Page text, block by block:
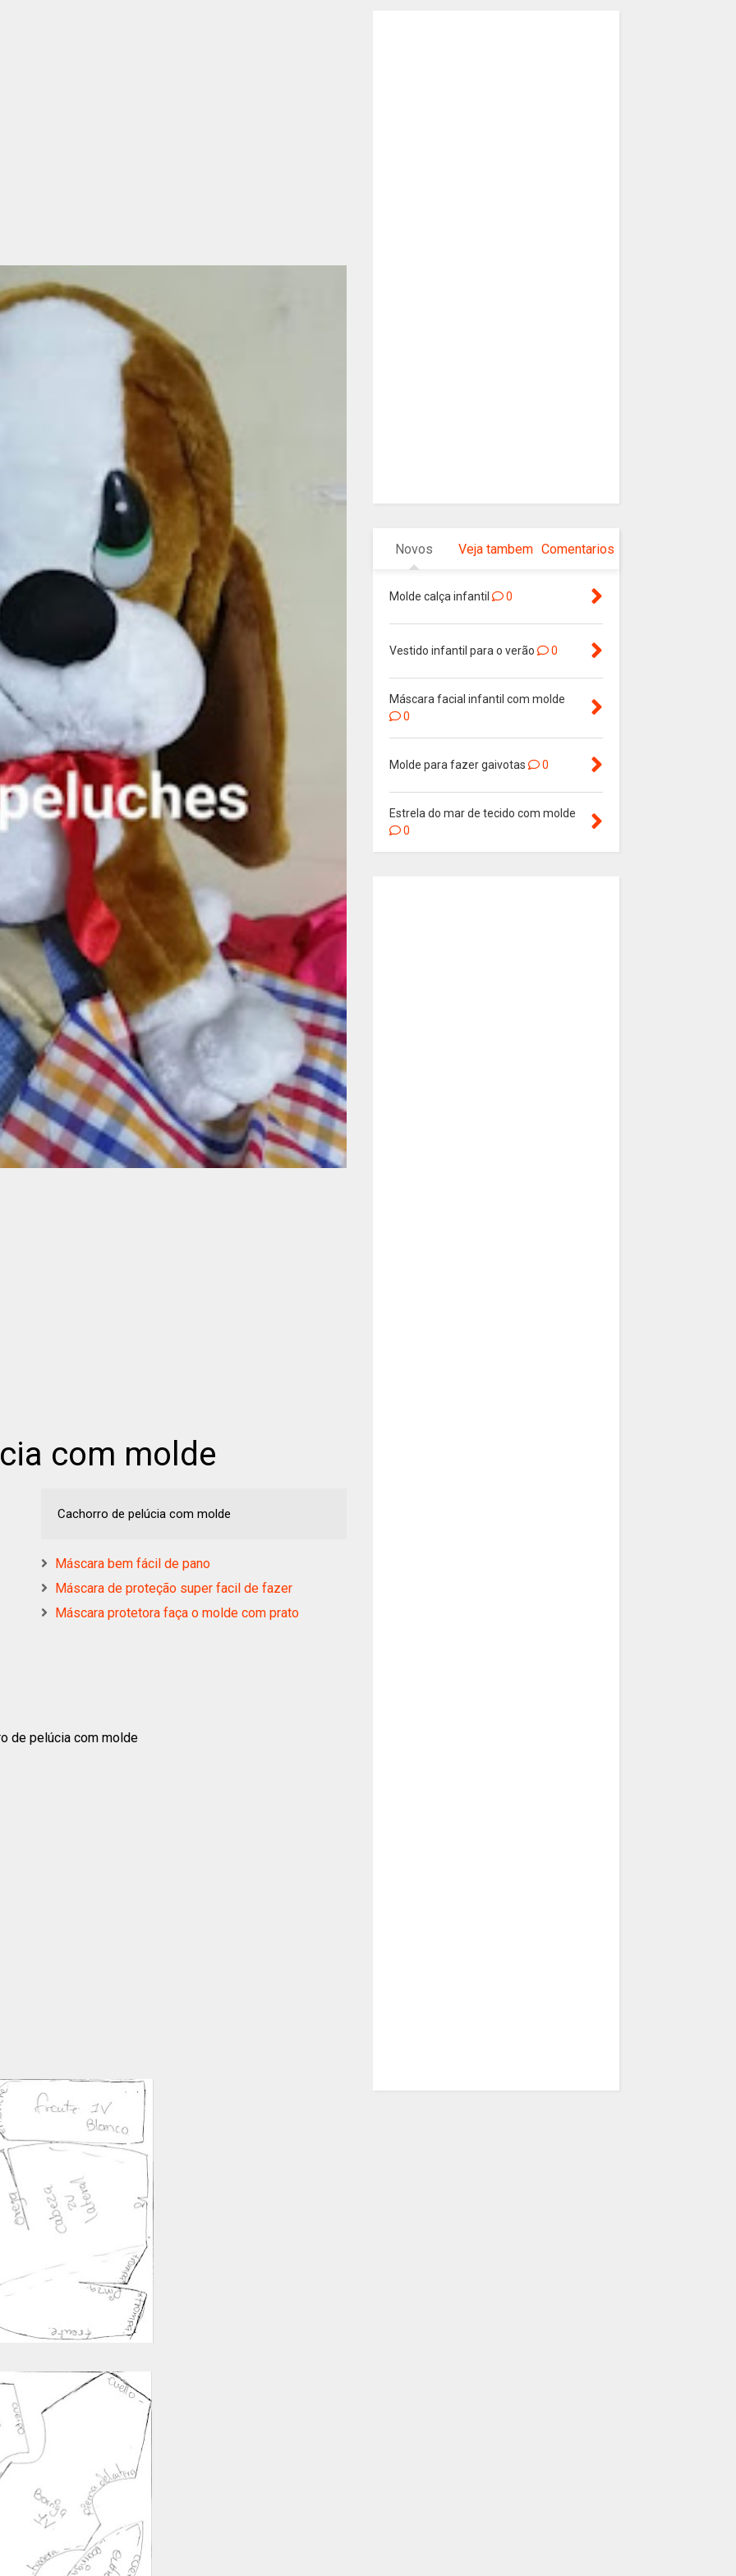
com molde
Cachorro de pelúcia com molde
Máscara bem fácil de pano
Máscara de proteção super facil de fazer
Máscara protetora faça o molde com prato
de pelúcia com molde
Novos Veja tambem Comentarios
Molde calça infantil 0
Vestido infantil para o verão 0
Máscara facial infantil com molde
0
Molde para fazer gaivotas 0
Estrela do mar de tecido com molde
0